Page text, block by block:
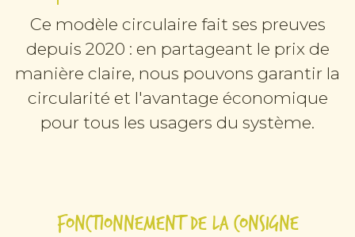
Ce modèle circulaire fait ses preuves
depuis 2020 : en partageant le prix de
manière claire, nous pouvons garantir la
circularité et l'avantage économique
pour tous les usagers du système.
Fonctionnement de la Consigne